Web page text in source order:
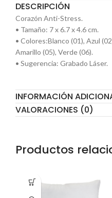
DESCRIPCIÓN
Corazón Anti-Stress.
• Tamaño: 7 x 6.7 x 4.6 cm.
• Colores:Blanco (01), Azul
Amarillo (05), Verde (06).
• Sugerencia: Grabado Láser.
INFORMACIÓN
VALORACIONES (0)
Productos